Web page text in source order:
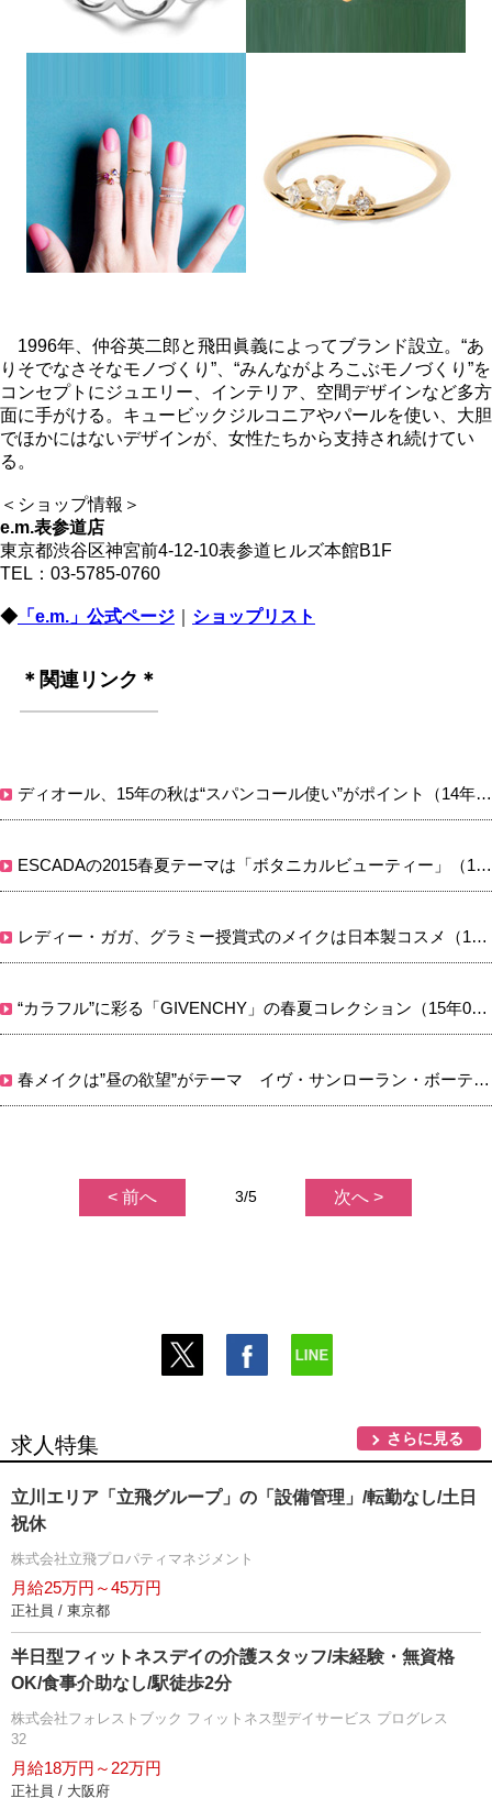
1996年、仲谷英二郎と飛田眞義によってブランド設立。“あ
りそでなさそなモノづくり”、“みんながよろこぶモノづくり”を
コンセプトにジュエリー、インテリア、空間デザインなど多方
面に手がける。キュービックジルコニアやパールを使い、大胆
でほかにはないデザインが、女性たちから支持され続けてい
る。
＜ショップ情報＞
e.m.表参道店
東京都渋谷区神宮前4-12-10表参道ヒルズ本館B1F
TEL：03-5785-0760
◆ 「e.m.」公式ページ ショップリスト
＊関連リンク＊
ディオール、15年の秋は“スパンコール使い”がポイント（14年12月12日）
ESCADAの2015春夏テーマは「ボタニカルビューティー」（14年12月06日）
レディー・ガガ、グラミー授賞式のメイクは日本製コスメ（15年02月11日）
“カラフル”に彩る「GIVENCHY」の春夏コレクション（15年01月07日）
春メイクは”昼の欲望”がテーマ イヴ・サンローラン・ボーテ（15年01月09日）
< 前へ 3/5 次へ >
求人特集 さらに見る
立川エリア「立飛グループ」の「設備管理」/転勤なし/土日
祝休
株式会社立飛プロパティマネジメント
月給25万円～45万円
正社員 / 東京都
半日型フィットネスデイの介護スタッフ/未経験・無資格
OK/食事介助なし/駅徒歩2分
株式会社フォレストブック フィットネス型デイサービス プログレス
32
月給18万円～22万円
正社員 / 大阪府